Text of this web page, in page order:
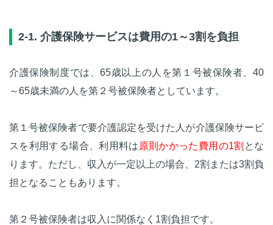
2-1. 介護保険サービスは費用の1～3割を負担
介護保険制度では、65歳以上の人を第１号被保険者、40
～65歳未満の人を第２号被保険者としています。
第１号被保険者で要介護認定を受けた人が介護保険サービ
スを利用する場合、利用料は 原則かかった費用の1割 とな
ります。ただし、収入が一定以上の場合、2割または3割負
担となることもあります。
第２号被保険者は収入に関係なく1割負担です。